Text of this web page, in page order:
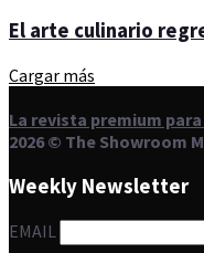
El arte culinario
Cargar más
La revista premium
2026 © The Showroom
Weekly Newsletter
EMAIL